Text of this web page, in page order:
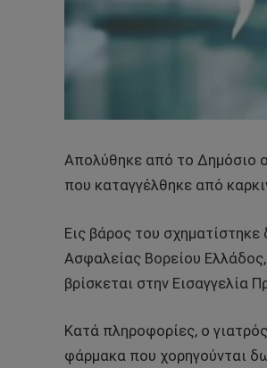
Απολύθηκε από το Δημόσιο
που καταγγέλθηκε από
Εις βάρος του
Ασφαλείας Βορείου
βρίσκεται στην Εισαγγελία
Κατά πληροφορίες, ο
φάρμακα που χορηγούνται